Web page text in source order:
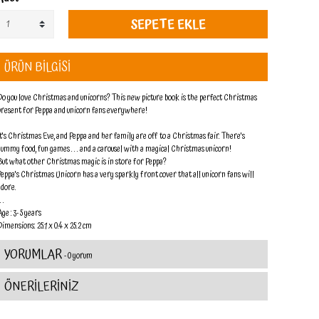
SEPETE EKLE
ÜRÜN BİLGİSİ
you love Christmas and unicorns? This new picture book is the perfect Christmas
for Peppa and unicorn fans everywhere!
Christmas Eve, and Peppa and her family are off to a Christmas fair. There's
food, fun games . . . and a carousel with a magical Christmas unicorn!
what other Christmas magic is in store for Peppa?
Christmas Unicorn has a very sparkly front cover that all unicorn fans will
.
: 3- 5 years
25.1 x 0.4 x 25.2 cm
YORUMLAR- 0 yorum
ÖNERİLERİNİZ